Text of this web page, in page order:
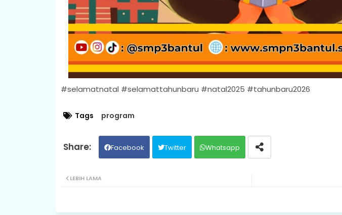
#selamatnatal #selamattahunbaru #natal2025 #tahunbaru2026
Tags program
Facebook Twitter Whatsapp
LEBIH LAMA